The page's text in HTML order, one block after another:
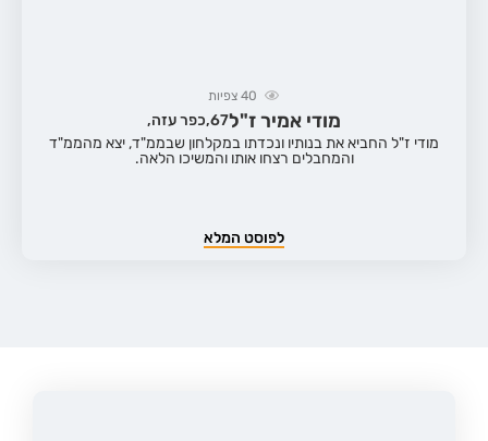
40 צפיות
מודי אמיר ז"ל67, כפר עזה,
מודי ז"ל החביא את בנותיו ונכדתו במקלחון שבממ"ד, יצא מהממ"ד
והמחבלים רצחו אותו והמשיכו הלאה.
לפוסט המלא